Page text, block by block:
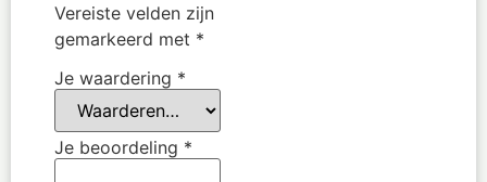
Vereiste velden zijn
gemarkeerd met *
Je waardering *
Je beoordeling *